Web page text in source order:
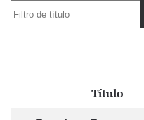
Filtro de título
Artículos
Título